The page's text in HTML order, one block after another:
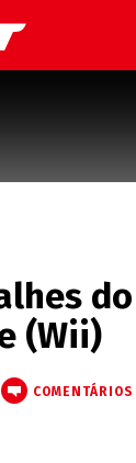
(Wii)
COMENTÁRIOS